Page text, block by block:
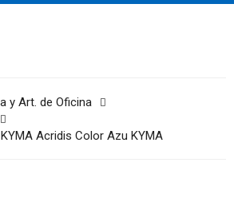
y Art. de Oficina
Acridis Color Azu KYMA